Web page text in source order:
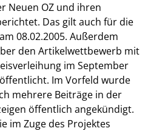
Neuen OZ und ihren
Das gilt auch für die
08.02.2005. Außerdem
den Artikelwettbewerb mit
im September
Im Vorfeld wurde
mehrere Beiträge in der
öffentlich angekündigt.
im Zuge des Projektes